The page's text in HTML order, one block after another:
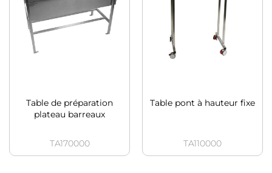
Table de préparation
plateau barreaux
TA170000
Table pont à hauteur fixe
TA110000